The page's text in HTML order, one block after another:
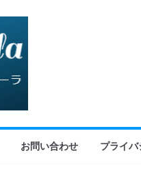
お問い合わせ プライ